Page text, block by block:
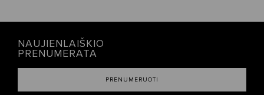
NAUJIENLAIŠKIO
PRENUMERATA
PRENUMERUOTI